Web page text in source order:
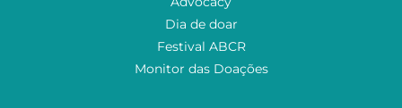
Dia de doar
Festival ABCR
Monitor das Doações